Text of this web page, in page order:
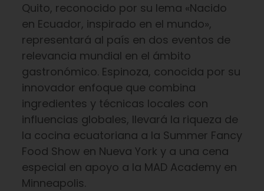
Quito, reconocido por su lema «Nacido
en Ecuador, inspirado en el mundo»,
representará al país en dos eventos de
relevancia mundial en el ámbito
gastronómico. Espinoza, conocida por su
innovador enfoque que combina
ingredientes y técnicas locales con
influencias globales, llevará la riqueza de
la cocina ecuatoriana a la Summer Fancy
Food Show en Nueva York y a una cena
especial en apoyo a la MAD Academy en
Minneapolis.